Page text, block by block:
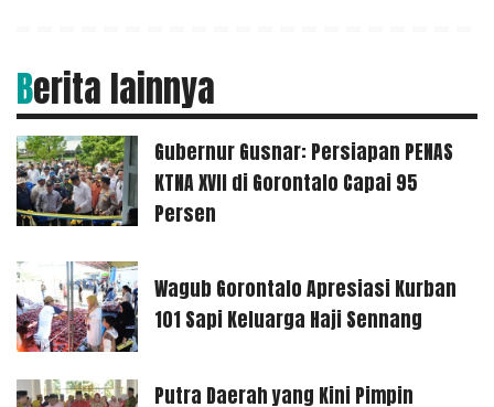
Berita lainnya
Gubernur Gusnar: Persiapan PENAS
KTNA XVII di Gorontalo Capai 95
Persen
Wagub Gorontalo Apresiasi Kurban
101 Sapi Keluarga Haji Sennang
Putra Daerah yang Kini Pimpin